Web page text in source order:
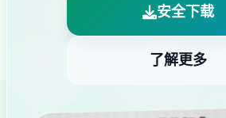
安全下载
了解更多